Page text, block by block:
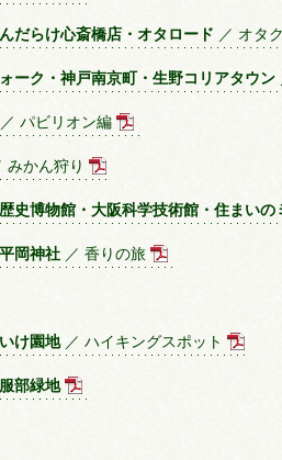
だらけ心斎橋店・オタロード ／ オタ
ーク・神戸南京町・生野コリアタウン
／ パビリオン編
みかん狩り
史博物館・大阪科学技術館・住まいの
岡神社 ／ 香りの旅
け園地／ ハイキングスポット
部緑地